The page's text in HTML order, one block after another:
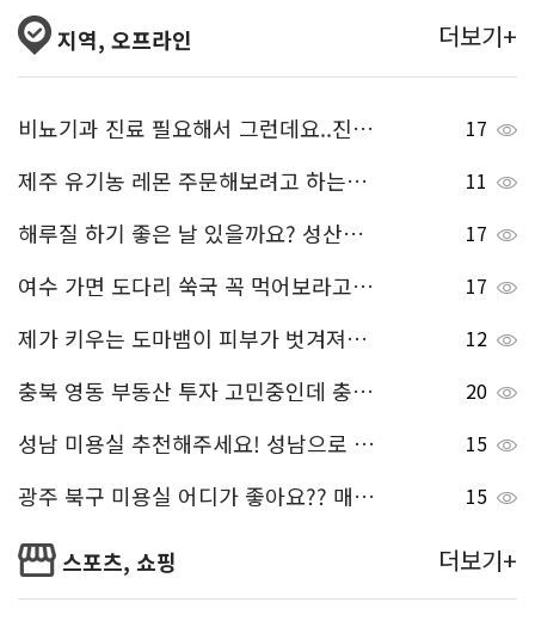
지역, 오프라인 더보기+
비뇨기과 진료 필요해서 그런데요..진짜 진료 잘 하기로 유명한 청주 비뇨기과 알려주세요..! 17
제주 유기농 레몬 주문해보려고 하는데, 진짜 신선하고 맛있기로 유명한 곳 알려주세요 ^^ 11
해루질 하기 좋은 날 있을까요? 성산포 물때 표 볼 수 있는 곳 알려주세요 17
여수 가면 도다리 쑥국 꼭 먹어보라고 친구가 그랬는데, 여수 도다리 쑥국 어디가 맛있는지 맛집 알려주세요~ 17
제가 키우는 도마뱀이 피부가 벗겨져서 병원에 데려가려고하는데 파주에 특수동물병원 있나요? 위치 좀 알려주세요. 12
충북 영동 부동산 투자 고민중인데 충북 영동 부동산 추천 부탁드려요~ 20
성남 미용실 추천해주세요! 성남으로 이사와서 미용실 옮겨야 하는데 머리 잘하는곳 어딘가요? 15
광주 북구 미용실 어디가 좋아요?? 매직할건데 머리 잘하는곳 추천해주세요! 15
스포츠, 쇼핑 더보기+